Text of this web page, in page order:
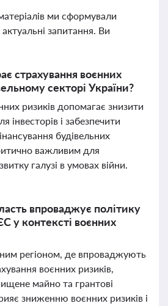
ми сформували
актуальні запитання. Ви
страхування воєнних
секторі України?
ризиків допомагає знизити
інвесторів і забезпечити
будівельних
важливим для
галузі в умовах війни.
впроваджує політику
у контексті воєнних
регіоном, де впроваджують
воєнних ризиків,
майно та грантові
зниженню воєнних ризиків і